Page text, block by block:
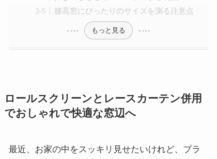
腰高窓にぴったりのサイズを測る注意点
もっと見る
ロールスクリーンとレースカーテン併用
でおしゃれで快適な窓辺へ
最近、お家の中をスッキリ見せたいけれど、プラ